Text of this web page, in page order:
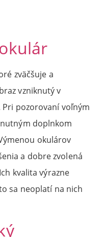
zväčšuje a
vzniknutý v
pozorovaní voľným
doplnkom
okulárov
a dobre zvolená
kvalita výrazne
sa neoplatí na nich